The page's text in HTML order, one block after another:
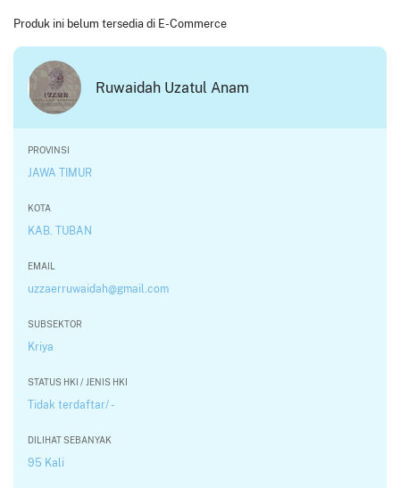
Produk ini belum tersedia di E-Commerce
Ruwaidah Uzatul Anam
PROVINSI
JAWA TIMUR
KOTA
KAB. TUBAN
EMAIL
uzzaerruwaidah@gmail.com
SUBSEKTOR
Kriya
STATUS HKI / JENIS HKI
Tidak terdaftar/ -
DILIHAT SEBANYAK
95 Kali